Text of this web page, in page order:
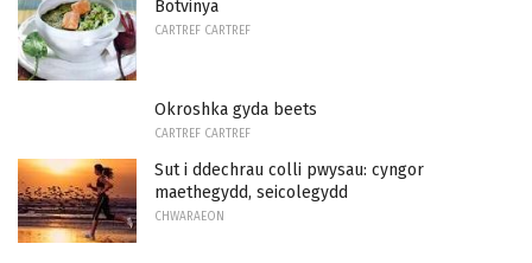
Botvinya
CARTREF CARTREF
Okroshka gyda beets
CARTREF CARTREF
Sut i ddechrau colli pwysau: cyngor
maethegydd, seicolegydd
CHWARAEON